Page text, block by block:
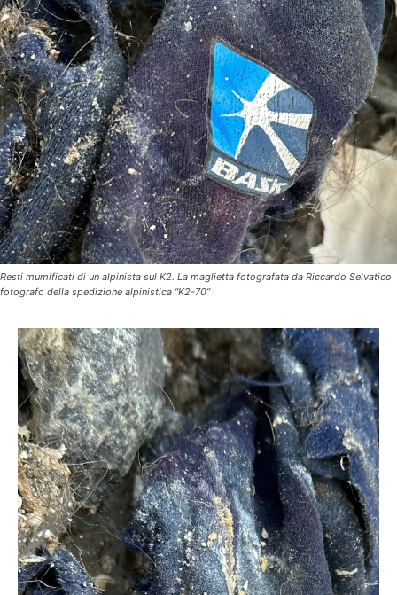
Resti mumificati di un alpinista sul K2. La maglietta fotografata da Riccardo Selvatico
fotografo della spedizione alpinistica “K2-70”